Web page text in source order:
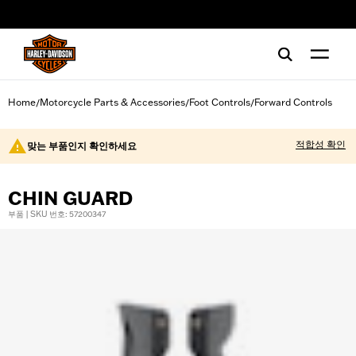
Home/Motorcycle Parts & Accessories/Foot Controls/Forward Controls
맞는 부품인지 확인하세요 적합성 확인
CHIN GUARD
부품 | SKU 번호: 57200347